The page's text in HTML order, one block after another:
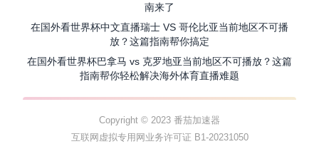
南来了
在国外看世界杯中文直播瑞士 VS 哥伦比亚当前地区不可播
放？这篇指南帮你搞定
在国外看世界杯巴拿马 vs 克罗地亚当前地区不可播放？这篇
指南帮你轻松解决海外体育直播难题
Copyright © 2023 番茄加速器
互联网虚拟专用网业务许可证 B1-20231050